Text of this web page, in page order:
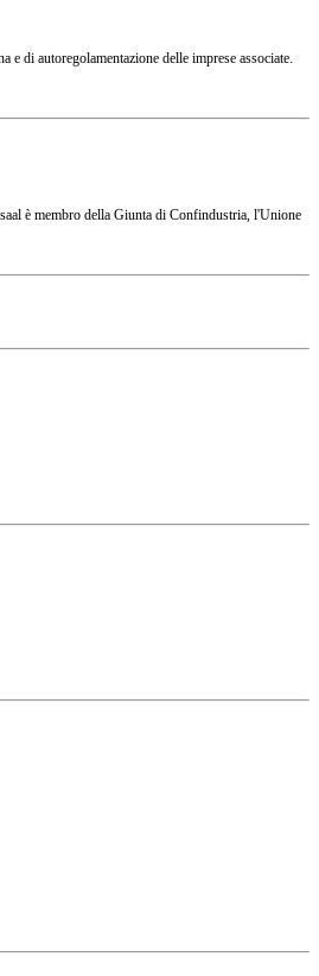
di autoregolamentazione delle imprese associate.
è membro della Giunta di Confindustria, l'Unione